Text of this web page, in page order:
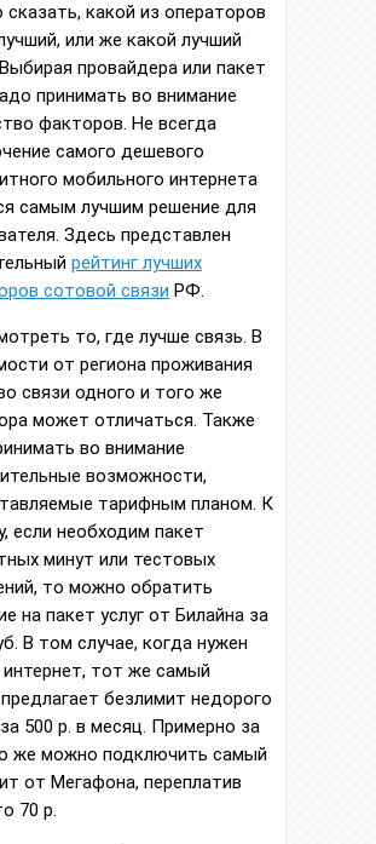
какой из операторов
или же какой лучший
провайдера или пакет
принимать во внимание
факторов. Не всегда
самого дешевого
мобильного интернета
самым лучшим решение для
Здесь представлен
рейтинг лучших
сотовой связи РФ.
то, где лучше связь. В
от региона проживания
связи одного и того же
может отличаться. Также
во внимание
возможности,
тарифным планом. К
если необходим пакет
минут или тестовых
то можно обратить
на пакет услуг от Билайна за
В том случае, когда нужен
тот же самый
безлимит недорого
500 р. в месяц. Примерно за
же можно подключить самый
от Мегафона, переплатив
70 р.